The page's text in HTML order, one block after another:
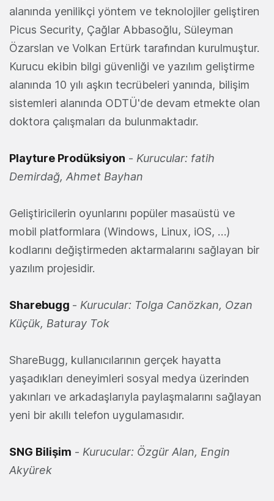
alanında yenilikçi yöntem ve teknolojiler geliştiren
Picus Security, Çağlar Abbasoğlu, Süleyman
Özarslan ve Volkan Ertürk tarafından kurulmuştur.
Kurucu ekibin bilgi güvenliği ve yazılım geliştirme
alanında 10 yılı aşkın tecrübeleri yanında, bilişim
sistemleri alanında ODTÜ'de devam etmekte olan
doktora çalışmaları da bulunmaktadır.
Playture Prodüksiyon - Kurucular: fatih
Demirdağ, Ahmet Bayhan
Geliştiricilerin oyunlarını popüler masaüstü ve
mobil platformlara (Windows, Linux, iOS, …)
kodlarını değiştirmeden aktarmalarını sağlayan bir
yazılım projesidir.
Sharebugg - Kurucular: Tolga Canözkan, Ozan
Küçük, Baturay Tok
ShareBugg, kullanıcılarının gerçek hayatta
yaşadıkları deneyimleri sosyal medya üzerinden
yakınları ve arkadaşlarıyla paylaşmalarını sağlayan
yeni bir akıllı telefon uygulamasıdır.
SNG Bilişim - Kurucular: Özgür Alan, Engin
Akyürek